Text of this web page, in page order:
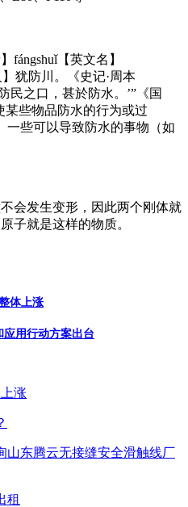
fángshuǐ【英文名】
】犹防川。《史记·周本
民之口，甚於防水。’”《国
某些物品防水的行为或过
一些可以导致防水的事物（如
会发生变形，因此两个刚体就
子就是这样的物质。
体上涨
用行动方案出台
涨
山东腾云无接缝安全滑触线厂
租